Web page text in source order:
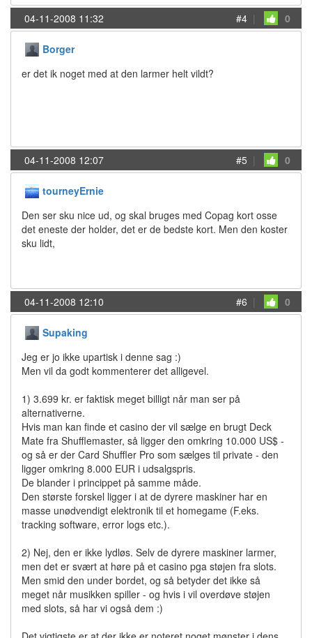
04-11-2008 11:32 #4 | 0
Borger
er det ik noget med at den larmer helt vildt?
04-11-2008 12:07 #5 | 0
tourneyErnie
Den ser sku nice ud, og skal bruges med Copag kort osse
det eneste der holder, det er de bedste kort. Men den koster
sku lidt,
04-11-2008 12:10 #6 | 0
Supaking
Jeg er jo ikke upartisk i denne sag :)
Men vil da godt kommenterer det alligevel.
1) 3.699 kr. er faktisk meget billigt når man ser på
alternativerne.
Hvis man kan finde et casino der vil sælge en brugt Deck
Mate fra Shufflemaster, så ligger den omkring 10.000 US$ -
og så er der Card Shuffler Pro som sælges til private - den
ligger omkring 8.000 EUR i udsalgspris.
De blander i princippet på samme måde.
Den største forskel ligger i at de dyrere maskiner har en
masse unødvendigt elektronik til et homegame (F.eks.
tracking software, error logs etc.).
2) Nej, den er ikke lydløs. Selv de dyrere maskiner larmer,
men det er svært at høre på et casino pga støjen fra slots.
Men smid den under bordet, og så betyder det ikke så
meget når musikken spiller - og hvis i vil overdøve støjen
med slots, så har vi også dem :)